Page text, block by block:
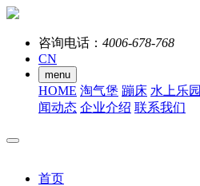
咨询电话： 4006-678-768
CN
menu
HOME 淘气堡 蹦床 水上乐园
闻动态 企业介绍 联系我们
首页